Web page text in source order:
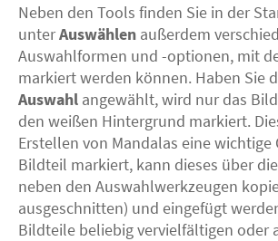
Neben den Tools finden Sie in der
unterAuswählen außerdem
Auswahlformen und -optionen, mit
markiert werden können. Haben Sie
Auswahl angewählt, wird nur das
den weißen Hintergrund markiert.
Erstellen von Mandalas eine wichtige
Bildteil markiert, kann dieses über
neben den Auswahlwerkzeugen
ausgeschnitten) und eingefügt
Bildteile beliebig vervielfältigen oder